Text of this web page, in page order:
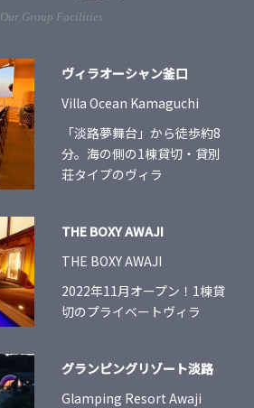
Our Group Facilities
ヴィラオーシャン釜口
Villa Ocean Kamaguchi
「淡路夢舞台」から徒歩約8
分。海の側の1棟貸切・貸別
荘タイプのヴィラ
THE BOXY AWAJI
THE BOXY AWAJI
2022年11月オープン！1棟貸
切のプライベートヴィラ
グランピングリゾート淡路
Glamping Resort Awaji